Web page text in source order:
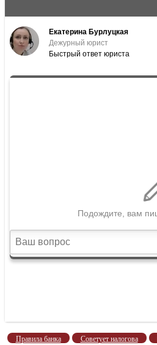
Правила банка Советует налогова